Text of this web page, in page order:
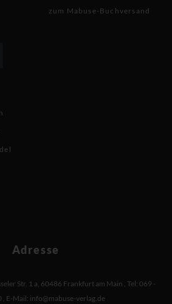
zum Mabuse-Buchversand
Adresse
Str. 1 a, 60486 Frankfurt am Main , Tel: 069 -
, E-Mail: info@mabuse-verlag.de